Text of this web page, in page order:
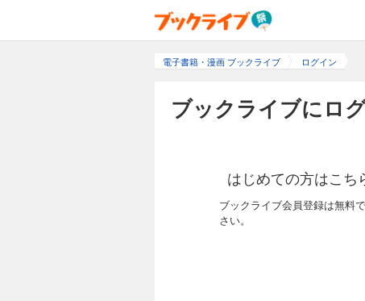
電子書籍・漫画 ブックライブ ログイン
ブックライブにロ
はじめての方はこち
ブックライブ会員登録は無料
さい。